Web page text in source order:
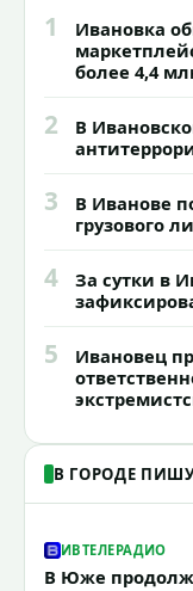
1
Ивановка
более 4,4
2
В
3
В Иванове
грузового
4
За сутки в
5
Ивановец
В ГОРОДЕ
ИВТЕЛЕРАДИО
В Юже